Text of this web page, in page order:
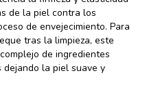
de la piel contra los
de envejecimiento. Para
tras la limpieza, este
de ingredientes
la piel suave y